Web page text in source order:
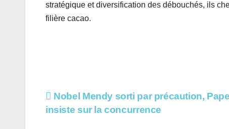
stratégique et diversification des débouchés, ils
filière cacao.
Navigation
Nobel Mendy sorti par précaution,
insiste sur la concurrence